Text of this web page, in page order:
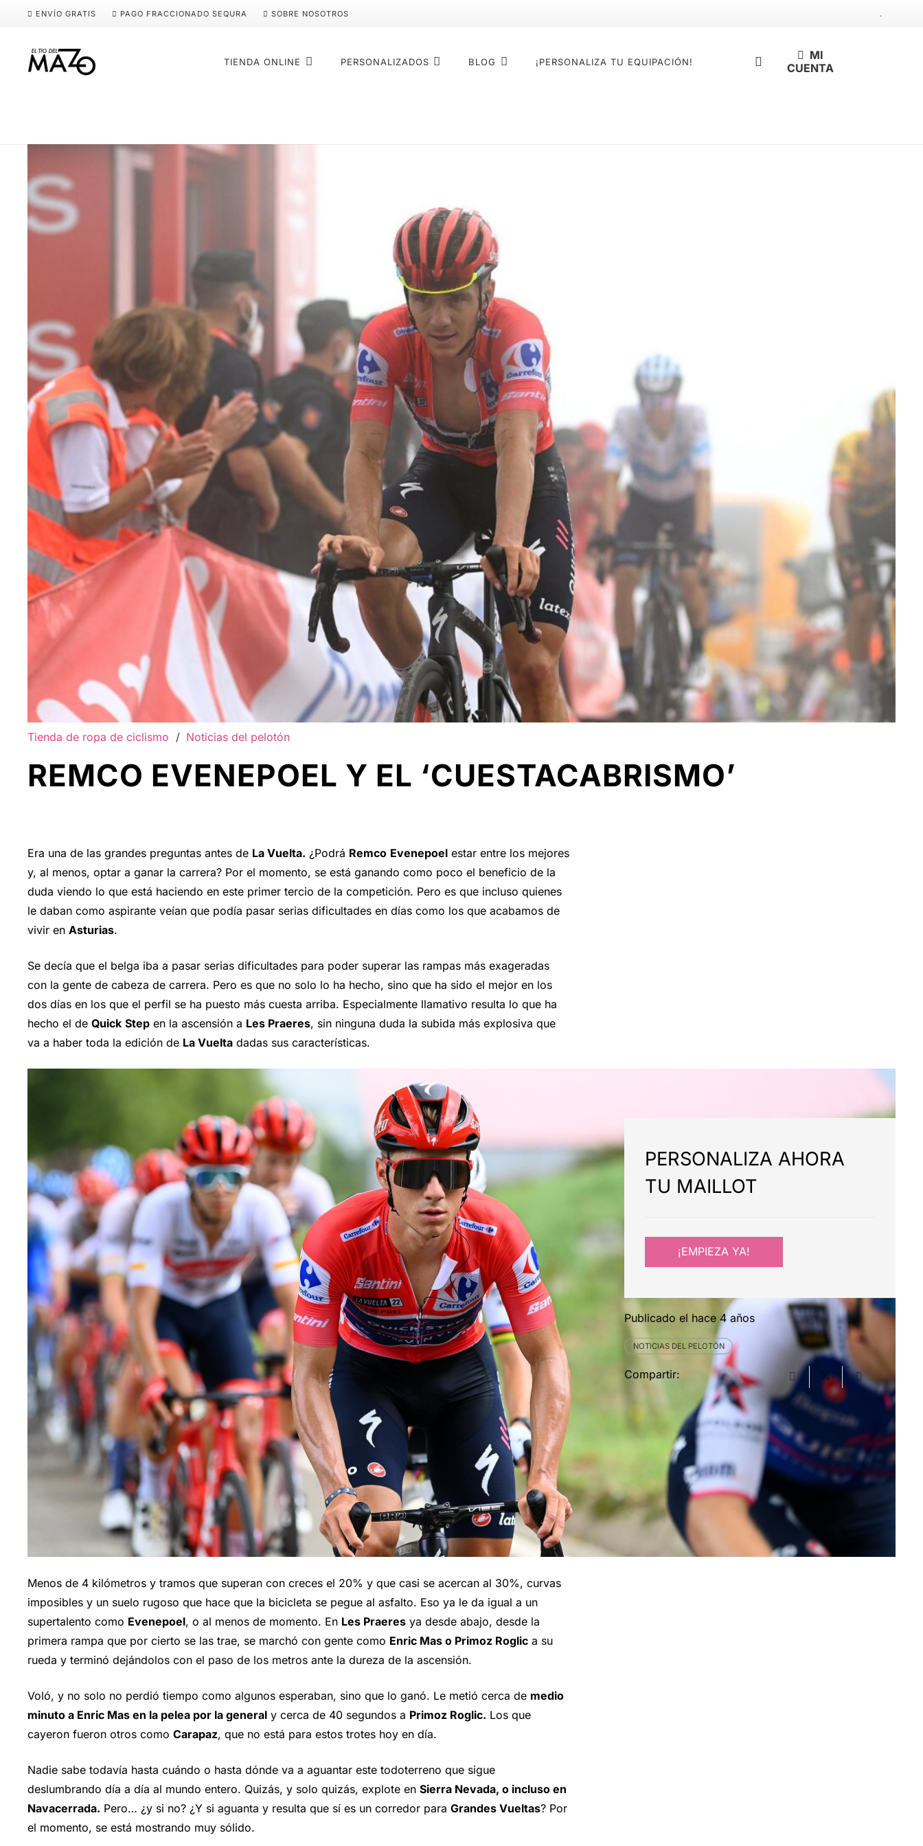
ENVÍO GRATIS PAGO FRACCIONADO SEQURA SOBRE NOSOTROS .
TIENDA ONLINE PERSONALIZADOS BLOG ¡PERSONALIZA TU EQUIPACIÓN!
MI
CUENTA
Tienda de ropa de ciclismo / Noticias del pelotón
REMCO EVENEPOEL Y EL ‘CUESTACABRISMO’
Era una de las grandes preguntas antes de La Vuelta. ¿Podrá Remco Evenepoel estar entre los mejores
y, al menos, optar a ganar la carrera? Por el momento, se está ganando como poco el beneficio de la
duda viendo lo que está haciendo en este primer tercio de la competición. Pero es que incluso quienes
le daban como aspirante veían que podía pasar serias dificultades en días como los que acabamos de
vivir en Asturias.
Se decía que el belga iba a pasar serias dificultades para poder superar las rampas más exageradas
con la gente de cabeza de carrera. Pero es que no solo lo ha hecho, sino que ha sido el mejor en los
dos días en los que el perfil se ha puesto más cuesta arriba. Especialmente llamativo resulta lo que ha
hecho el de Quick Step en la ascensión a Les Praeres, sin ninguna duda la subida más explosiva que
va a haber toda la edición de La Vuelta dadas sus características.
Menos de 4 kilómetros y tramos que superan con creces el 20% y que casi se acercan al 30%, curvas
imposibles y un suelo rugoso que hace que la bicicleta se pegue al asfalto. Eso ya le da igual a un
supertalento como Evenepoel, o al menos de momento. En Les Praeres ya desde abajo, desde la
primera rampa que por cierto se las trae, se marchó con gente como Enric Mas o Primoz Roglic a su
rueda y terminó dejándolos con el paso de los metros ante la dureza de la ascensión.
Voló, y no solo no perdió tiempo como algunos esperaban, sino que lo ganó. Le metió cerca de medio
minuto a Enric Mas en la pelea por la general y cerca de 40 segundos a Primoz Roglic. Los que
cayeron fueron otros como Carapaz, que no está para estos trotes hoy en día.
Nadie sabe todavía hasta cuándo o hasta dónde va a aguantar este todoterreno que sigue
deslumbrando día a día al mundo entero. Quizás, y solo quizás, explote en Sierra Nevada, o incluso en
Navacerrada. Pero… ¿y si no? ¿Y si aguanta y resulta que sí es un corredor para Grandes Vueltas? Por
el momento, se está mostrando muy sólido.
PERSONALIZA AHORA
TU MAILLOT
¡EMPIEZA YA!
Publicado el hace 4 años
NOTICIAS DEL PELOTÓN
Compartir: